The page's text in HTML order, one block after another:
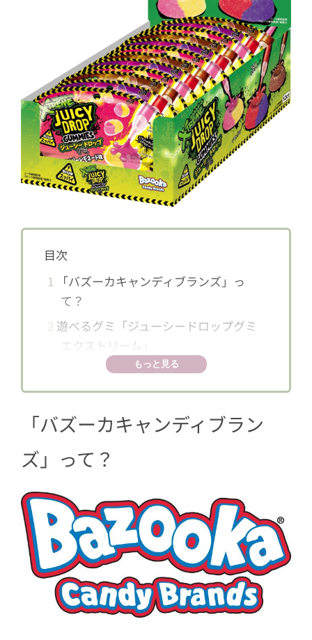
目次
1
「バズーカキャンディブランズ」っ
て？
2 遊べるグミ「ジューシードロップグミ
エクストリーム」
もっと見る
「バズーカキャンディブラン
ズ」って？